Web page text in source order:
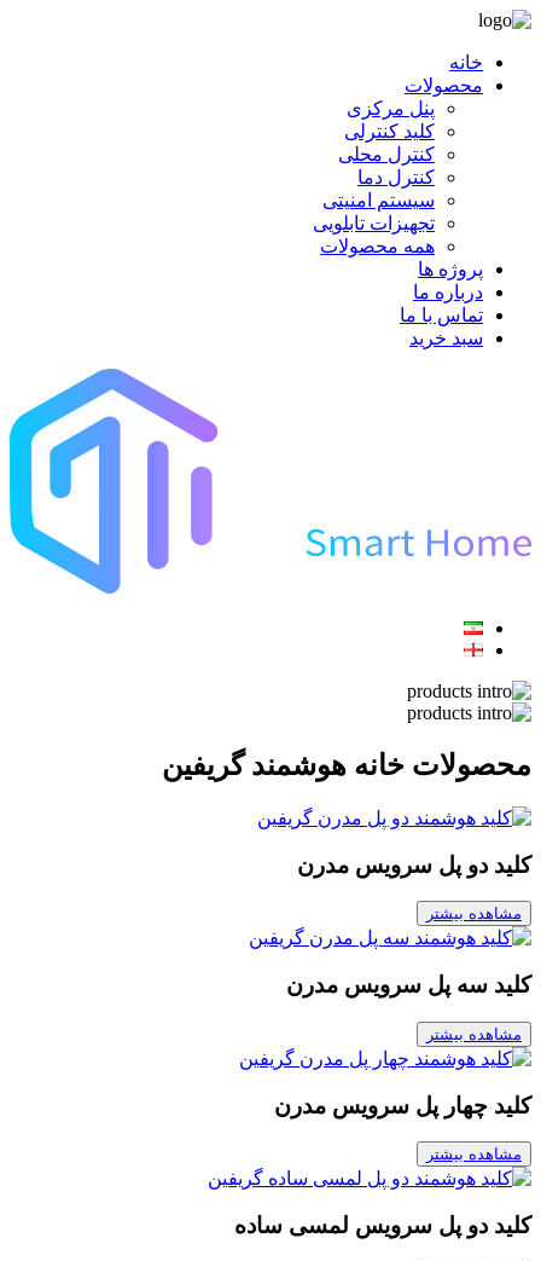
خانه
محصولات
پنل مرکزی
کلید کنترلی
کنترل محلی
کنترل دما
سیستم امنیتی
تجهیزات تابلویی
همه محصولات
پروژه ها
درباره ما
تماس با ما
سبد خرید
محصولات خانه هوشمند گریفین
کلید دو پل سرویس مدرن
مشاهده بیشتر
کلید سه پل سرویس مدرن
مشاهده بیشتر
کلید چهار پل سرویس مدرن
مشاهده بیشتر
کلید دو پل سرویس لمسی ساده